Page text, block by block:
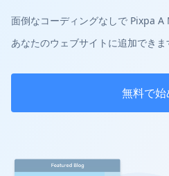
面倒なコーディングなしで Pixpa
あなたのウェブサイトに追加できま
無料で始